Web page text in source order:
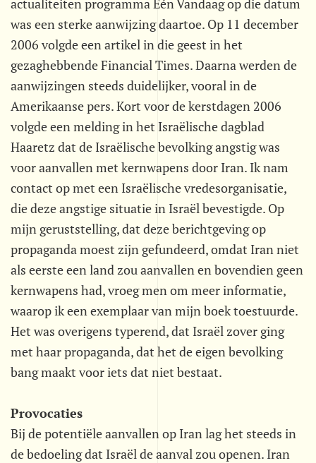
actualiteiten programma Eén Vandaag op die datum
was een sterke aanwijzing daartoe. Op 11 december
2006 volgde een artikel in die geest in het
gezaghebbende Financial Times. Daarna werden de
aanwijzingen steeds duidelijker, vooral in de
Amerikaanse pers. Kort voor de kerstdagen 2006
volgde een melding in het Israëlische dagblad
Haaretz dat de Israëlische bevolking angstig was
voor aanvallen met kernwapens door Iran. Ik nam
contact op met een Israëlische vredesorganisatie,
die deze angstige situatie in Israël bevestigde. Op
mijn geruststelling, dat deze berichtgeving op
propaganda moest zijn gefundeerd, omdat Iran niet
als eerste een land zou aanvallen en bovendien geen
kernwapens had, vroeg men om meer informatie,
waarop ik een exemplaar van mijn boek toestuurde.
Het was overigens typerend, dat Israël zover ging
met haar propaganda, dat het de eigen bevolking
bang maakt voor iets dat niet bestaat.
Provocaties
Bij de potentiële aanvallen op Iran lag het steeds in
de bedoeling dat Israël de aanval zou openen. Iran